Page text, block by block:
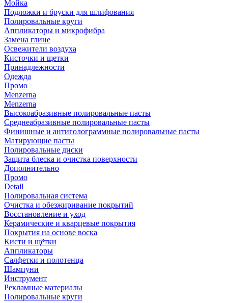
Мойка
Подложки и бруски для шлифования
Полировальные круги
Аппликаторы и микрофибра
Замена глине
Освежители воздуха
Кисточки и щетки
Принадлежности
Одежда
Промо
Menzerna
Menzerna
Высокоабразивные полировальные пасты
Среднеабразивные полировальные пасты
Финишные и антиголограммные полировальные пасты
Матирующие пасты
Полировальные диски
Защита блеска и очистка поверхности
Дополнительно
Промо
Detail
Полировальная система
Очистка и обезжиривание покрытий
Восстановление и уход
Керамические и кварцевые покрытия
Покрытия на основе воска
Кисти и щётки
Аппликаторы
Салфетки и полотенца
Шампуни
Инструмент
Рекламные материалы
Полировальные круги